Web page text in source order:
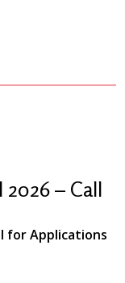
– Call
for Applications